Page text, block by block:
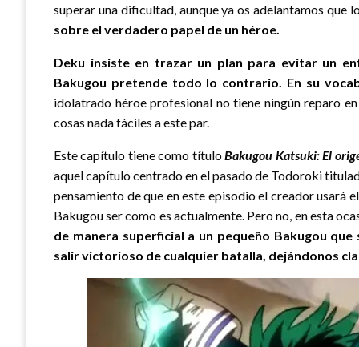
superar una dificultad, aunque ya os adelantamos que
sobre el verdadero papel de un héroe.
Deku insiste en trazar un plan para evitar un
Bakugou pretende todo lo contrario. En su
idolatrado héroe profesional no tiene ningún reparo
cosas nada fáciles a este par.
Este capítulo tiene como títuloBakugou Katsuki: El
aquel capítulo centrado en el pasado de Todoroki
pensamiento de que en este episodio el creador usará
Bakugou ser como es actualmente. Pero no, en esta
de manera superficial a un pequeño Bakugou
salir victorioso de cualquier batalla, dejándonos